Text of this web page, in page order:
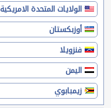
الولايات المتحدة الامريكية
أوزبكستان
فنزويلا
اليمن
زيمبابوي